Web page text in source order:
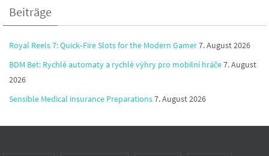
Beiträge
Royal Reels 7: Quick‑Fire Slots for the Modern Gamer7. August 2026
BDM Bet: Rychlé automaty a rychlé výhry pro mobilní hráče7. August
2026
Sensible Medical insurance Preparations7. August 2026